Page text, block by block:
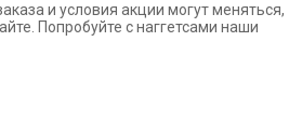
и условия акции могут меняться,
Попробуйте с наггетсами наши